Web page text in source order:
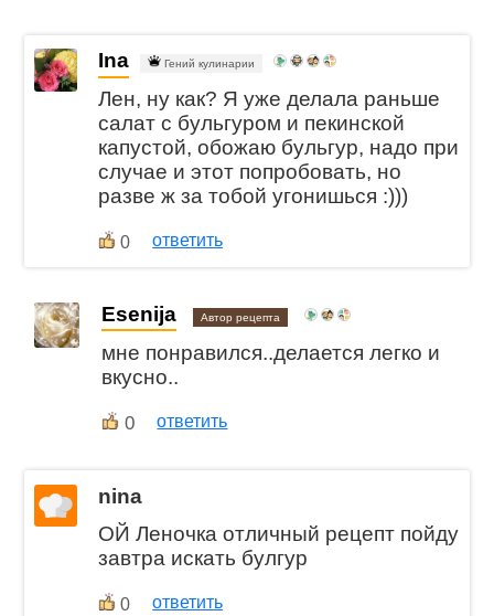
Ina Гений кулинарии
Лен, ну как? Я уже делала раньше
салат с бульгуром и пекинской
капустой, обожаю бульгур, надо при
случае и этот попробовать, но
разве ж за тобой угонишься :)))
0 ответить
Esenija Автор рецепта
мне понравился..делается легко и
вкусно..
0 ответить
nina
ОЙ Леночка отличный рецепт пойду
завтра искать булгур
0 ответить